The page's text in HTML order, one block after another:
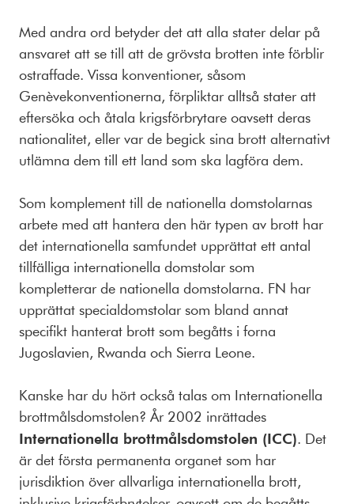
Med andra ord betyder det att alla stater delar på
ansvaret att se till att de grövsta brotten inte förblir
ostraffade. Vissa konventioner, såsom
Genèvekonventionerna, förpliktar alltså stater att
eftersöka och åtala krigsförbrytare oavsett deras
nationalitet, eller var de begick sina brott alternativt
utlämna dem till ett land som ska lagföra dem.
Som komplement till de nationella domstolarnas
arbete med att hantera den här typen av brott har
det internationella samfundet upprättat ett antal
tillfälliga internationella domstolar som
kompletterar de nationella domstolarna. FN har
upprättat specialdomstolar som bland annat
specifikt hanterat brott som begåtts i forna
Jugoslavien, Rwanda och Sierra Leone.
Kanske har du hört också talas om Internationella
brottmålsdomstolen? År 2002 inrättades
Internationella brottmålsdomstolen (ICC). Det
är det första permanenta organet som har
jurisdiktion över allvarliga internationella brott,